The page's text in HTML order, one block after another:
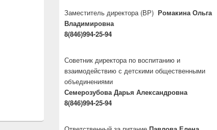
Заместитель директора (ВР) Ромакина Ольга
Владимировна
8(846)994-25-94
Советник директора по воспитанию и
взаимодействию с детскими общественными
объединениями
Семерозубова Дарья Александровна
8(846)994-25-94